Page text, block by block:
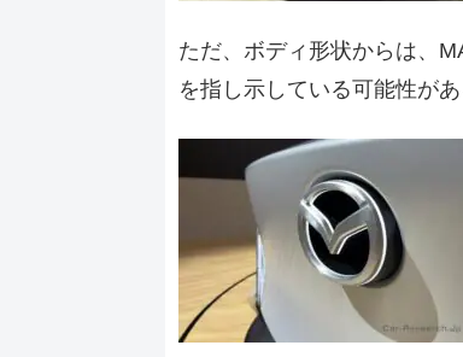
ただ、ボディ形状からは、
を指し示している可能性があ